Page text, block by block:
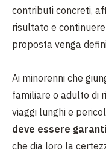
contributi concreti,
risultato e
proposta venga
Ai minorenni che
familiare o adulto di
viaggi lunghi e
deve essere
che dia loro la